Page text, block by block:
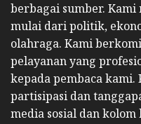
berbagai sumber.
mulai dari politik,
olahraga. Kami
pelayanan yang
kepada pembaca
partisipasi dan
media sosial dan